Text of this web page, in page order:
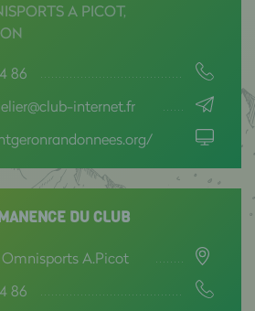
A PICOT,
86
internet.fr
DU CLUB
A.Picot
86